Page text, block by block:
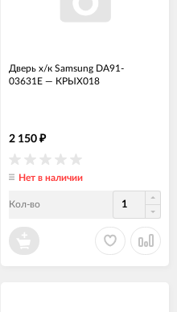
Дверь х/к Samsung DA91-
03631E — КРЫХ018
2 150 ₽
Нет в наличии
Кол-во